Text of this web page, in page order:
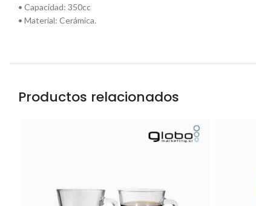
• Capacidad: 350cc
• Material: Cerámica.
Productos relacionados